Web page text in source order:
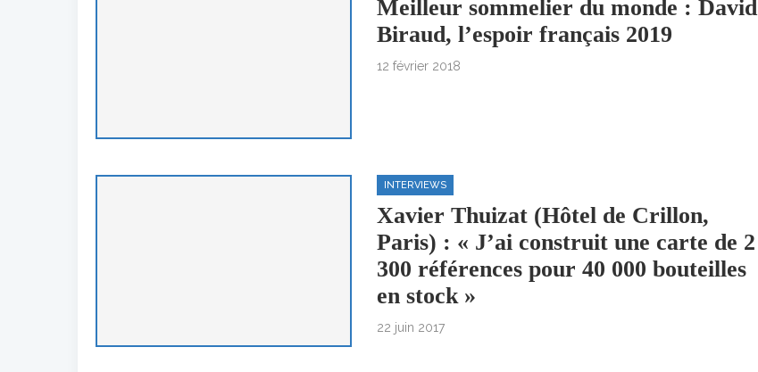
Meilleur sommelier du monde : David
Biraud, l’espoir français 2019
12 février 2018
INTERVIEWS
Xavier Thuizat (Hôtel de Crillon,
Paris) : « J’ai construit une carte de 2
300 références pour 40 000 bouteilles
en stock »
22 juin 2017